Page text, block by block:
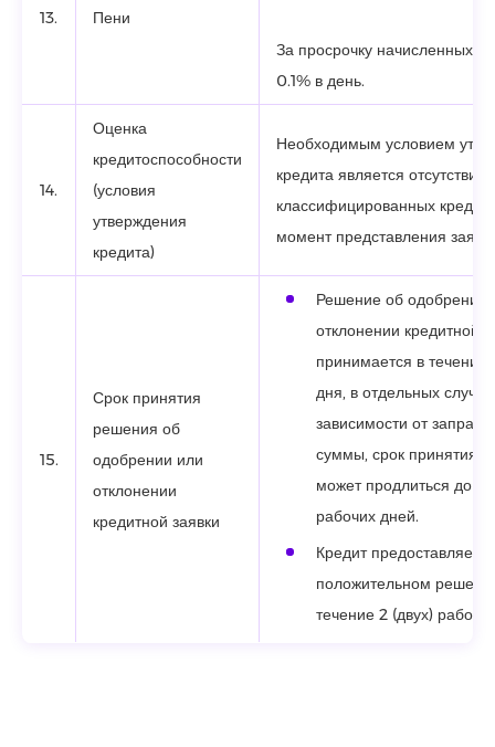
13.
Пени
За просрочку начисленных
0.1% в день.
14.
Оценка
кредитоспособности
(условия
утверждения
кредита)
Необходимым условием
кредита является отсутствие
классифицированных
момент представления
15.
Срок принятия
решения об
одобрении или
отклонении
кредитной заявки
Решение об одобрении
отклонении кредитной
принимается в течение
дня, в отдельных
зависимости от
суммы, срок принятия
может продлиться до 5
рабочих дней.
Кредит
положительном
течение 2 (двух)